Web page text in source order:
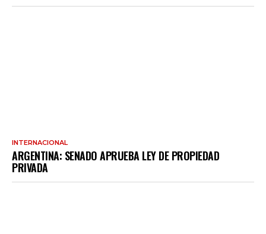
INTERNACIONAL
ARGENTINA: SENADO APRUEBA LEY DE PROPIEDAD
PRIVADA